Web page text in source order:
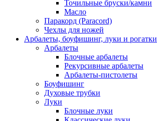
Точильные бруски/камни
Масло
Паракорд (Paracord)
Чехлы для ножей
Арбалеты, боуфишинг, луки и рогатки
Арбалеты
Блочные арбалеты
Рекурсивные арбалеты
Арбалеты-пистолеты
Боуфишинг
Духовые трубки
Луки
Блочные луки